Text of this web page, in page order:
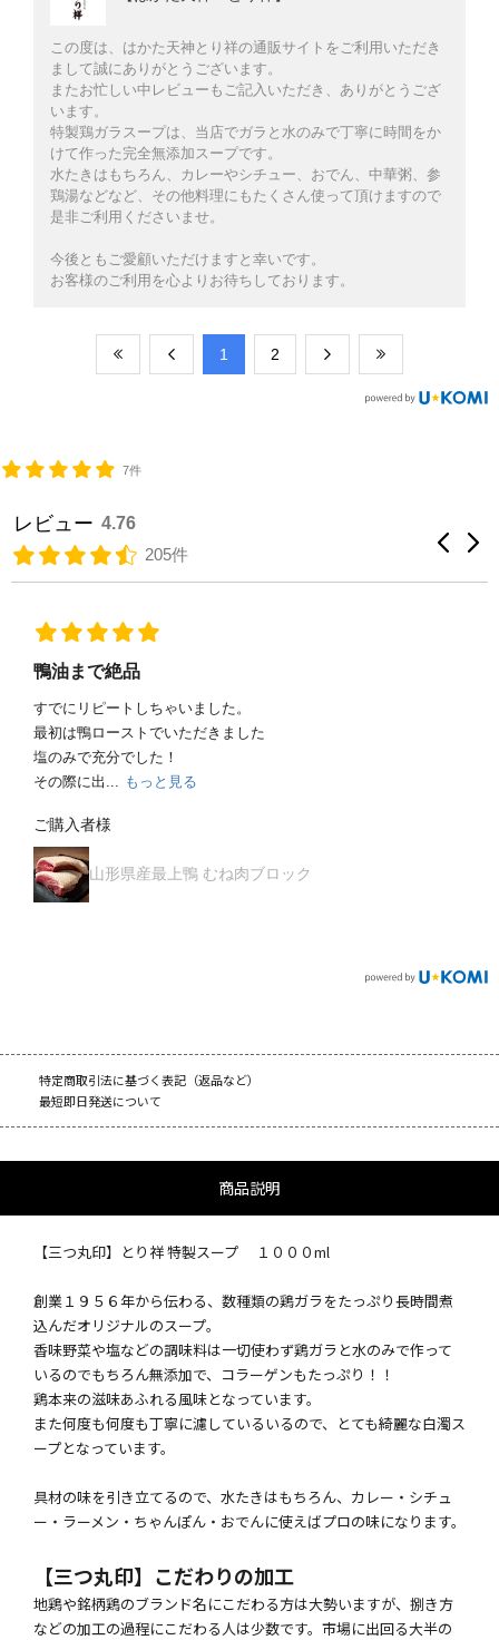
この度は、はかた天神とり祥の通販サイトをご利用いただき
まして誠にありがとうございます。
またお忙しい中レビューもご記入いただき、ありがとうござ
います。
特製鶏ガラスープは、当店でガラと水のみで丁寧に時間をか
けて作った完全無添加スープです。
水たきはもちろん、カレーやシチュー、おでん、中華粥、参
鶏湯などなど、その他料理にもたくさん使って頂けますので
是非ご利用くださいませ。
今後ともご愛顧いただけますと幸いです。
お客様のご利用を心よりお待ちしております。
​1 ​2
7件
レビュー 4.76
205件
鶏かわのささやき
塩やきと味噌煮込みで頂きましたが、とてもジューシーでした。
ボイルした皮ときゅうりの酢の物も大変美味し...
ご購入者様
黒さつま鶏 首皮
特定商取引法に基づく表記（返品など）
最短即日発送について
商品説明
【三つ丸印】とり祥 特製スープ １０００ml
創業１９５６年から伝わる、数種類の鶏ガラをたっぷり長時間煮
込んだオリジナルのスープ。
香味野菜や塩などの調味料は一切使わず鶏ガラと水のみで作って
いるのでもちろん無添加で、コラーゲンもたっぷり！！
鶏本来の滋味あふれる風味となっています。
また何度も何度も丁寧に濾しているいるので、とても綺麗な白濁ス
ープとなっています。
具材の味を引き立てるので、水たきはもちろん、カレー・シチュ
ー・ラーメン・ちゃんぽん・おでんに使えばプロの味になります。
【三つ丸印】こだわりの加工
地鶏や銘柄鶏のブランド名にこだわる方は大勢いますが、捌き方
などの加工の過程にこだわる人は少数です。市場に出回る大半の